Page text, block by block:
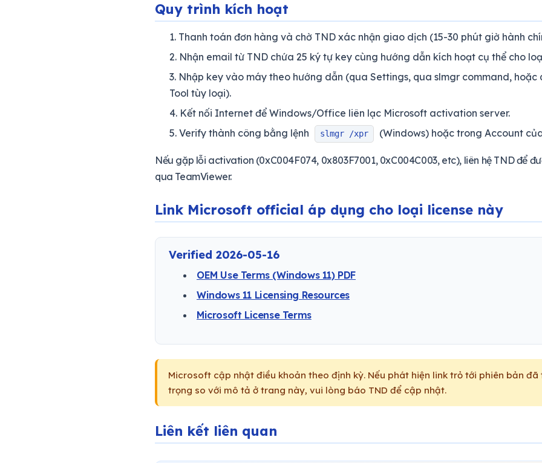
Quy trình kích hoạt
Thanh toán đơn hàng và chờ TND xác nhận giao dịch (15-30 phút giờ hành
Nhận email từ TND chứa 25 ký tự key cùng hướng dẫn kích hoạt cụ thể cho
Nhập key vào máy theo hướng dẫn (qua Settings, qua slmgr command,
Tool tùy loại).
Kết nối Internet để Windows/Office liên lạc Microsoft activation server.
Verify thành công bằng lệnh
slmgr /xpr (Windows) hoặc trong Account
Nếu gặp lỗi activation (0xC004F074, 0x803F7001, 0xC004C003, etc), liên hệ TND để
qua TeamViewer.
Link Microsoft official áp dụng cho loại license này
Verified 2026-05-16
OEM Use Terms (Windows 11) PDF
Windows 11 Licensing Resources
Microsoft License Terms
Microsoft cập nhật điều khoản theo định kỳ. Nếu phát hiện link trỏ tới phiên bản
trọng so với mô tả ở trang này, vui lòng báo TND để cập nhật.
Liên kết liên quan